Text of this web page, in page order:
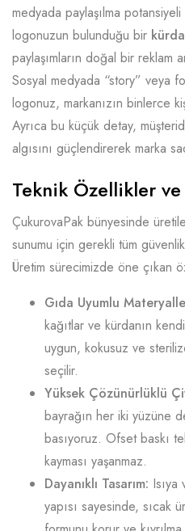
medyada paylaşılma
logonuzun bulunduğu bir
paylaşımların doğal bir reklam
Sosyal medyada “story” veya
logonuz, markanızın binlerce
Ayrıca bu küçük detay,
algısını güçlendirerek marka
Teknik Özellikler
ÇukurovaPak bünyesinde
sunumu için gerekli tüm
Üretim sürecimizde öne çıkan
Gıda Uyumlu
kağıtlar ve kürdanın
uygun, kokusuz ve
seçilir.
Yüksek Çözünürlüklü
bayrağın her iki yüzüne
basıyoruz. Ofset baskı
kayması yaşanmaz.
Dayanıklı Tasarım: Isıya
yapısı sayesinde, sıcak